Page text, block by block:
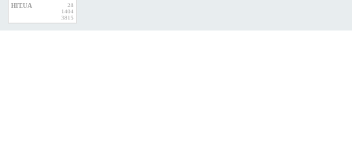
HIT.UA
28
1404
3815